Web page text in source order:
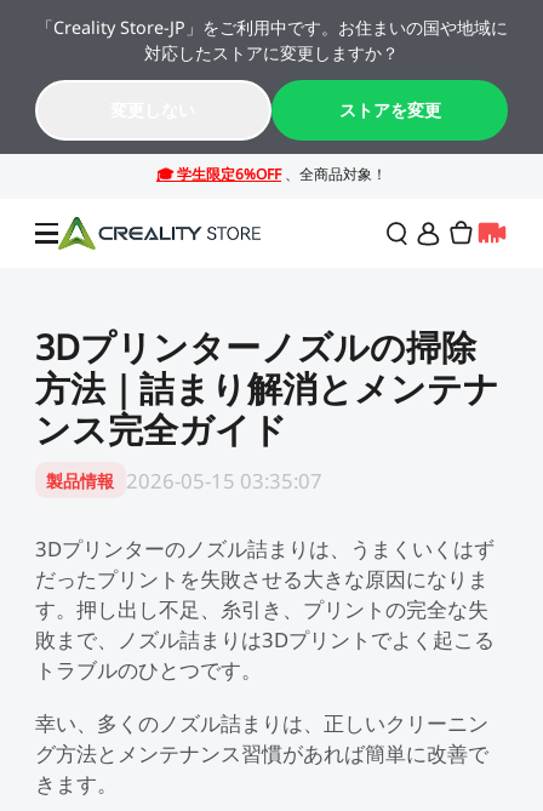
🔥 最大50%OFF！お盆休み限定セール →→
K2シリーズが年間最安値。今すぐチェック！→→
11 09 57 01
週末サプライズセール
法人様・大量購入のお客
3Dプリンター
NEW
Combo
本格マルチカラーをかんたん
に
Combo
自動フィラメント補充
K2シリーズ
K2 Plus
プロ仕様・最大16色の頂点
K2 Pro
K1シリーズ
Enderシリーズ
光造形シリーズ NEW
Falconシリーズ NEW
NEW
Falcon A1C 予約販売中
NEW
Falcon A1C AIカメラ 予
Falcon2シリーズ
彫刻機アクセサリー
スキャナー
Sermoonシリーズ NEW
Ferretシリーズ
マテリアル
一般PLA
一般用アクセサリー
3Dプリンターノズルの掃除
方法｜詰まり解消とメンテナ
ンス完全ガイド
製品情報 2026-05-15 03:35:07
3Dプリンターのノズル詰まりは、うまくいくはず
だったプリントを失敗させる大きな原因になりま
す。押し出し不足、糸引き、プリントの完全な失
敗まで、ノズル詰まりは3Dプリントでよく起こる
トラブルのひとつです。
幸い、多くのノズル詰まりは、正しいクリーニン
グ方法とメンテナンス習慣があれば簡単に改善で
きます。
「Creality Store-JP」をご利用中です。お住まいの国や地域に
対応したストアに変更しますか？
ストアを変更